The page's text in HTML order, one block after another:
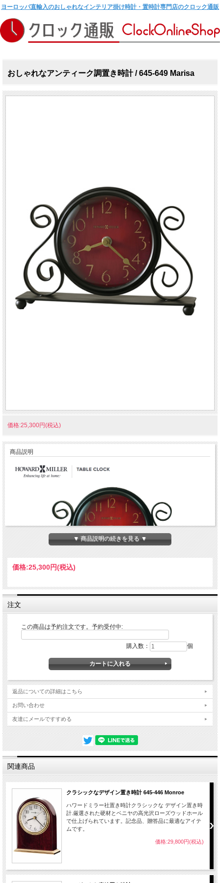
ヨーロッパ直輸入のおしゃれなインテリア掛け時計・置時計専門店のクロック通販
おしゃれなアンティーク調置き時計 / 645-649 Marisa
価格:25,300円(税込)
商品説明
ハワードミラー社のアンティーク調置き時計です。おしゃれなアイアン装飾、チャ
コールブラックで仕上げられた金属製のベースと丸いボールスタイルのスタント。
チャコールブラックベゼルとアンティークレッドのおしゃれな文字盤です。
※クオーツ（単三電池１個）
※この商品は予約販売となっております。注文確定後、メーカー側へ製造発注とな
りますので納期は相当な時間を掛かる場合がございます。予めご了承願います。納
▼ 商品説明の続きを見る ▼
価格:25,300円(税込)
注文
この商品は予約注文です。予約受付中:
購入数： 個
返品についての詳細はこちら
お問い合わせ
友達にメールですすめる
関連商品
クラシックなデザイン置き時計 645-446 Monroe
ハワードミラー社置き時計クラシックな デザイン置き時
計.厳選された硬材とベニヤの高光沢ローズウッドホール
で仕上げられています。記念品、贈答品に最適なアイテ
ムです。
価格:29,800円(税込)